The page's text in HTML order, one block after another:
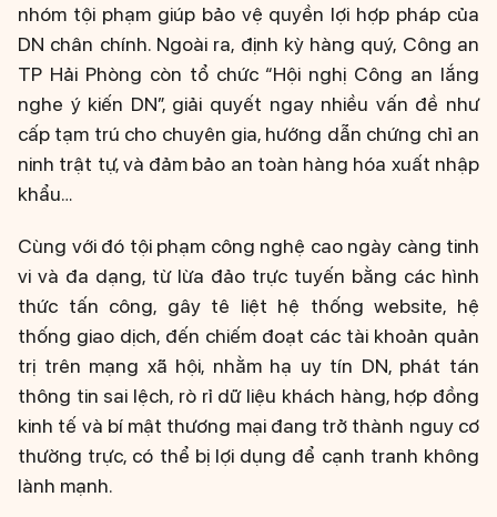
nhóm tội phạm giúp bảo vệ quyền lợi hợp pháp của
DN chân chính. Ngoài ra, định kỳ hàng quý, Công an
TP Hải Phòng còn tổ chức “Hội nghị Công an lắng
nghe ý kiến DN”, giải quyết ngay nhiều vấn đề như
cấp tạm trú cho chuyên gia, hướng dẫn chứng chỉ an
ninh trật tự, và đảm bảo an toàn hàng hóa xuất nhập
khẩu…
Cùng với đó tội phạm công nghệ cao ngày càng tinh
vi và đa dạng, từ lừa đảo trực tuyến bằng các hình
thức tấn công, gây tê liệt hệ thống website, hệ
thống giao dịch, đến chiếm đoạt các tài khoản quản
trị trên mạng xã hội, nhằm hạ uy tín DN, phát tán
thông tin sai lệch, rò rỉ dữ liệu khách hàng, hợp đồng
kinh tế và bí mật thương mại đang trở thành nguy cơ
thường trực, có thể bị lợi dụng để cạnh tranh không
lành mạnh.